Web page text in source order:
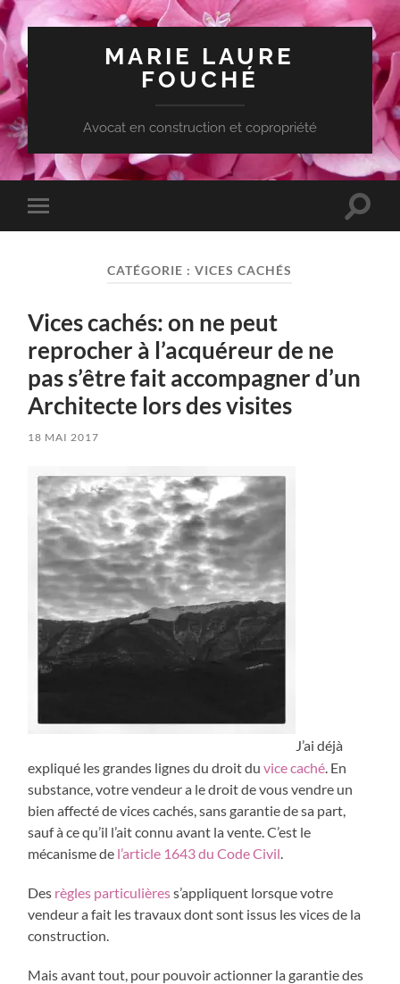
MARIE LAURE
FOUCHÉ
Avocat en construction et copropriété
Toggle
mobile
Toggle
CATÉGORIE :VICES CACHÉS
Vices cachés: on ne peut
reprocher à l’acquéreur de ne
pas s’être fait accompagner d’un
Architecte lors des visites
18 MAI 2017
J’ai déjà
expliqué les grandes lignes du droit duvice caché . En
substance, votre vendeur a le droit de vous vendre un
bien affecté de vices cachés, sans garantie de sa part,
sauf à ce qu’il l’ait connu avant la vente. C’est le
mécanisme de l’article 1643 du Code Civil
Des règles particulièress’appliquent lorsque votre
vendeur a fait les travaux dont sont issus les vices de la
construction.
Mais avant tout, pour pouvoir actionner la garantie des